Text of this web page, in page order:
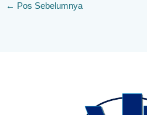
← Pos Sebelumnya